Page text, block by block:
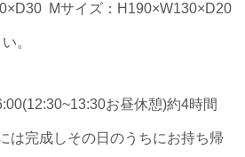
Mサイズ：H190×W130×D20
。
お昼休憩)約4時間
は完成しその日のうちにお持ち帰